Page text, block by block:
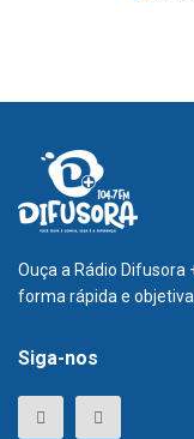
Ouça a Rádio
forma rápida e
Siga-nos